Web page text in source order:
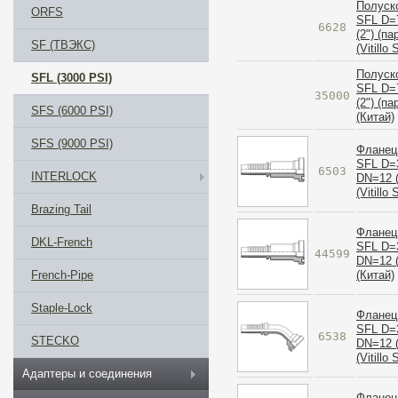
6628
SFL
(2")
(Vitillo
35000
SFL
(2")
(Китай)
6503
Фланец
SFL
DN=12
(Vitillo
44599
Фланец
SFL
DN=12
(Китай)
6538
Фланец
SFL
DN=12
(Vitillo
ORFS
SF (ТВЭКС)
SFL (3000 PSI)
SFS (6000 PSI)
SFS (9000 PSI)
INTERLOCK
Brazing Tail
DKL-French
French-Pipe
Staple-Lock
STECKO
Адаптеры и соединения